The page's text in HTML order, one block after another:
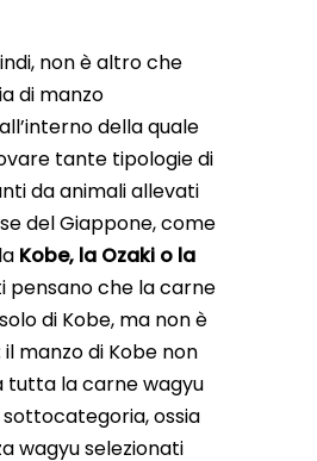
non è altro che
di manzo
della quale
tante tipologie di
da animali allevati
del Giappone, come
Kobe, la Ozaki o la
pensano che la carne
di Kobe, ma non è
manzo di Kobe non
tutta la carne wagyu
ossia
wagyu selezionati